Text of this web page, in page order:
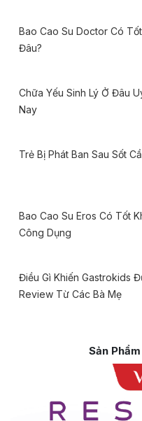
Bao Cao Su Doctor Có
Đâu?
Chữa Yếu Sinh Lý Ở Đâu
Nay
Trẻ Bị Phát Ban Sau Sốt
Bao Cao Su Eros Có Tốt
Công Dụng
Điều Gì Khiến Gastrokids
Review Từ Các Bà Mẹ
Sản